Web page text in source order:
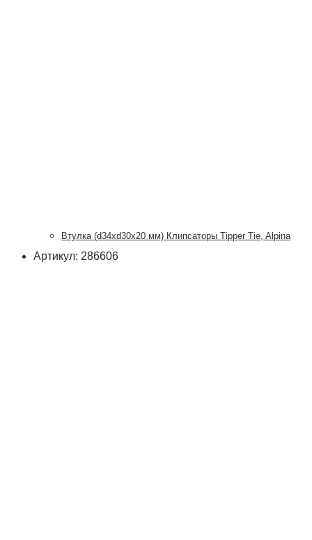
Втулка (d34xd30x20 мм) Клипсаторы Tipper Tie, Alpina
Артикул: 286606